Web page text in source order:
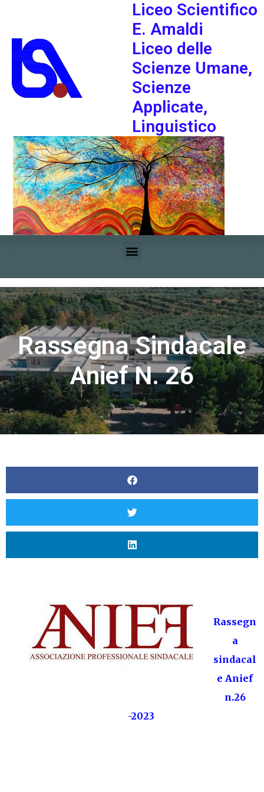
Liceo Scientifico
E. Amaldi
Liceo delle
Scienze Umane,
Scienze
Applicate,
Linguistico
Home»Rassegna sindacale Anief n. 26
Rassegna Sindacale
Anief N. 26
Rassegn
a
sindacal
e Anief
n.26
-2023